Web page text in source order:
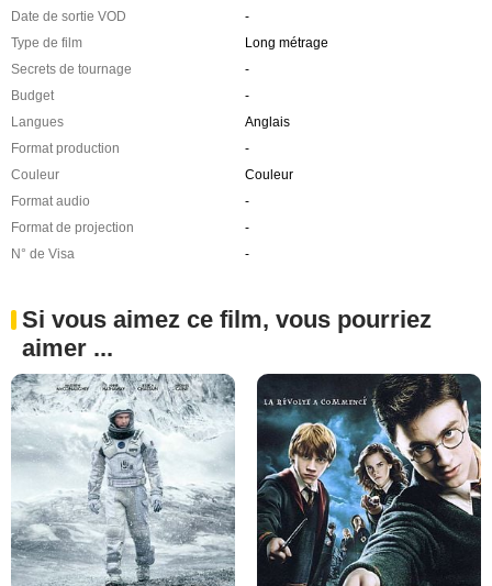
Date de sortie VOD
-
Type de film
Long métrage
Secrets de tournage
-
Budget
-
Langues
Anglais
Format production
-
Couleur
Couleur
Format audio
-
Format de projection
-
N° de Visa
-
Si vous aimez ce film, vous pourriez
aimer ...